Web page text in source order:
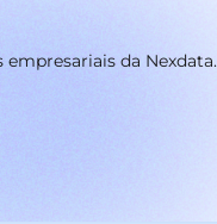
da Nexdata.